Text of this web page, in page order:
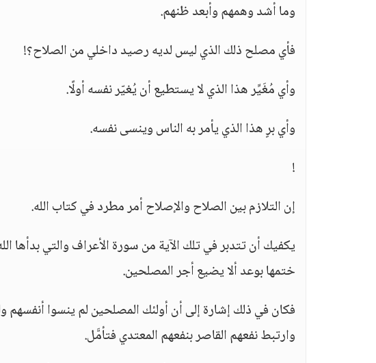
وما أشد وهمهم وأبعد ظنهم.
فأي مصلح ذلك الذي ليس لديه رصيد داخلي من الصلاح؟!
وأي مُغَيِّر هذا الذي لا يستطيع أن يُغيّر نفسه أولًا.
وأي برٍ هذا الذي يأمر به الناس وينسى نفسه.
!
إن التلازم بين الصلاح والإصلاح أمر مطرد في كتاب الله.
يكفيك أن تتدبر في تلك الآية من سورة الأعراف والتي بدأها
ختمها بوعد ألا يضيع أجر المصلحين.
فكان في ذلك إشارة إلى أن أولئك المصلحين لم ينسوا
وارتبط نفعهم القاصر بنفعهم المعتدي فتأمَّل.